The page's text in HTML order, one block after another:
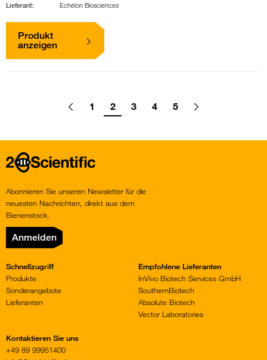
Lieferant:
Echelon Biosciences
Produkt
anzeigen
Go
Previous
pageGo
1
Go
to
2
Go
3
Go
4
Go
5
Go
Next
page
Home
Abonnieren Sie unseren Newsletter für die
neuesten Nachrichten, direkt aus dem
Bienenstock.
Anmelden
Schnellzugriff
Produkte
Sonderangebote
Lieferanten
Empfohlene Lieferanten
InVivo Biotech Services GmbH
SouthernBiotech
Absolute Biotech
Vector Laboratories
Kontaktieren Sie uns
+49 89 99951400